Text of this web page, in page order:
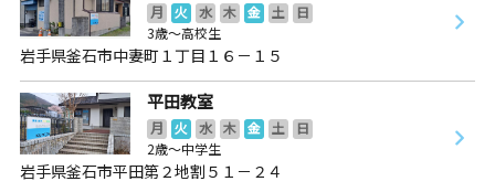
月 火 水 木 金 土
日
3歳～高校生
岩手県釜石市中妻町１丁目１６－１５
平田教室
月 火 水 木 金 土
日
2歳～中学生
岩手県釜石市平田第２地割５１－２４